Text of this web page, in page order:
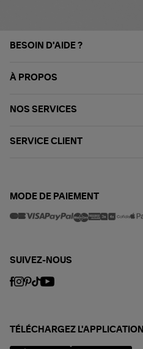
BESOIN D'AIDE ?
À PROPOS
NOS SERVICES
SERVICE CLIENT
MODE DE PAIEMENT
SUIVEZ-NOUS
TÉLÉCHARGEZ L'APPLICATION